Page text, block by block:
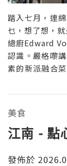
踏入七月，連
乜，想了想，
總廚Edward
認識。嚴格嚟
素的新派融合
以我好期待。
點任食，主菜可
美食
江南 - 點
發佈於